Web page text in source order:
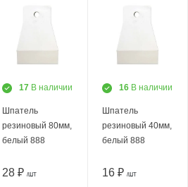
17 В наличии
Шпатель
резиновый 80мм,
белый 888
28 ₽ /ШТ
16 В наличии
Шпатель
резиновый 40мм,
белый 888
16 ₽ /ШТ